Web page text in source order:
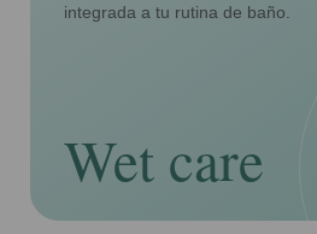
integrada a tu rutina de baño.
Wet care